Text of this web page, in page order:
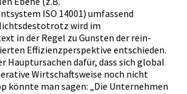
ISO 14001) umfassend
wird im
in der Regel zu Gunsten der rein-
Effizienzperspektive entschieden.
Hauptursachen dafür, dass sich global
Wirtschaftsweise noch nicht
könnte man sagen: „Die Unternehmen